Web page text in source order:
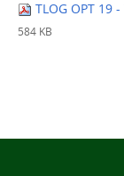
TLOG OPT 19
584 KB